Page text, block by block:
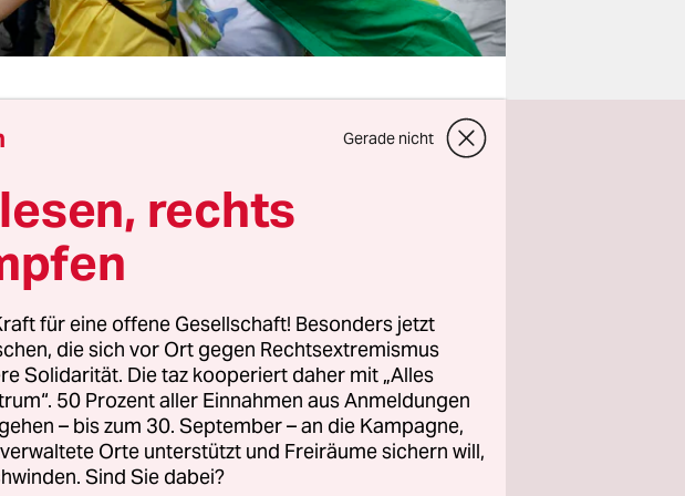
Hälfte mit Ermittlungen
richten über eine
hat. Alle
von Dilma Rousseff nur
„Rettung
der an den Urnengängen
sich auch gedacht haben,
entgehen
Gerade nicht
rechts
für eine offene Gesellschaft! Besonders jetzt
die sich vor Ort gegen Rechtsextremismus
Solidarität. Die taz kooperiert daher mit „Alles
50 Prozent aller Einnahmen aus Anmeldungen
– bis zum 30. September – an die Kampagne,
Orte unterstützt und Freiräume sichern will,
Sind Sie dabei?